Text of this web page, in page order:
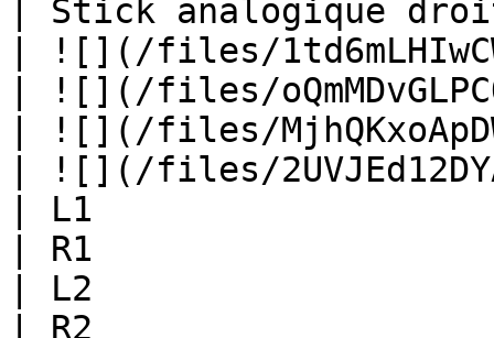
| Stick
| ![](/files/
| ![](/files/
| ![](/files/
| ![](/files/
| L1
| R1
| L2
| R2